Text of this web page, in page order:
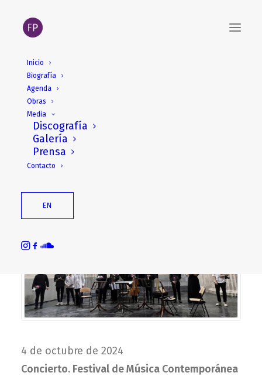
Inicio
Biografía
Agenda
Obras
Media
Discografía
Galería
Prensa
Contacto
EN
4 de octubre de 2024
Concierto. Festival de Música Contemporánea